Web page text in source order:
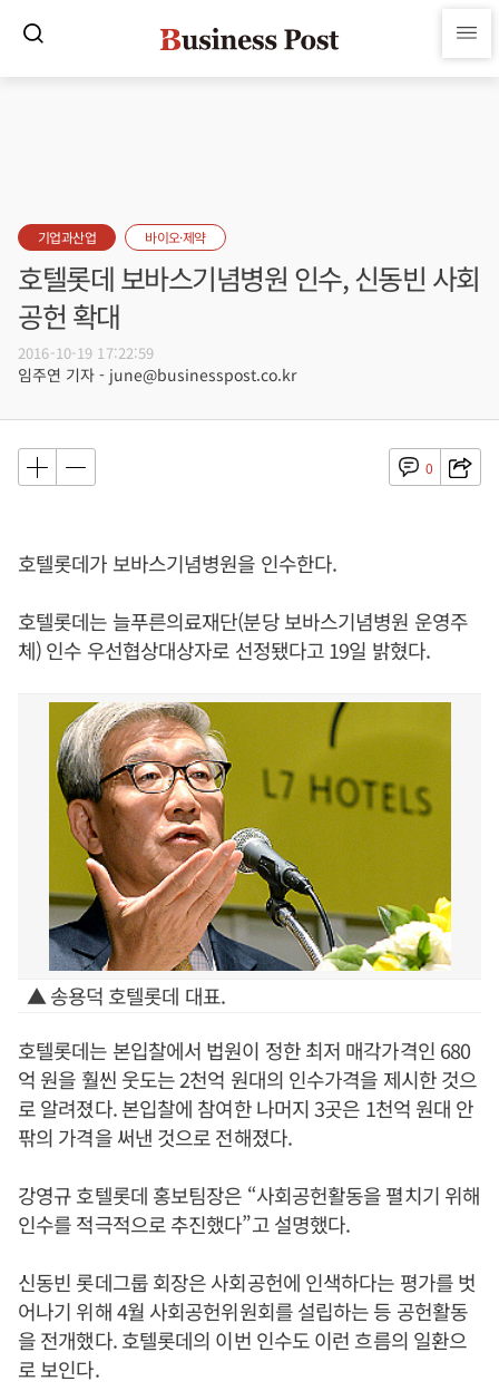
기업과산업 바이오·제약
호텔롯데 보바스기념병원 인수, 신동빈 사회
공헌 확대
2016-10-19 17:22:59
임주연 기자 - june@businesspost.co.kr
0
호텔롯데가 보바스기념병원을 인수한다.
호텔롯데는 늘푸른의료재단(분당 보바스기념병원 운영주
체) 인수 우선협상대상자로 선정됐다고 19일 밝혔다.
▲ 송용덕 호텔롯데 대표.
호텔롯데는 본입찰에서 법원이 정한 최저 매각가격인 680
억 원을 훨씬 웃도는 2천억 원대의 인수가격을 제시한 것으
로 알려졌다. 본입찰에 참여한 나머지 3곳은 1천억 원대 안
팎의 가격을 써낸 것으로 전해졌다.
강영규 호텔롯데 홍보팀장은 “사회공헌활동을 펼치기 위해
인수를 적극적으로 추진했다”고 설명했다.
신동빈 롯데그룹 회장은 사회공헌에 인색하다는 평가를 벗
어나기 위해 4월 사회공헌위원회를 설립하는 등 공헌활동
을 전개했다. 호텔롯데의 이번 인수도 이런 흐름의 일환으
로 보인다.